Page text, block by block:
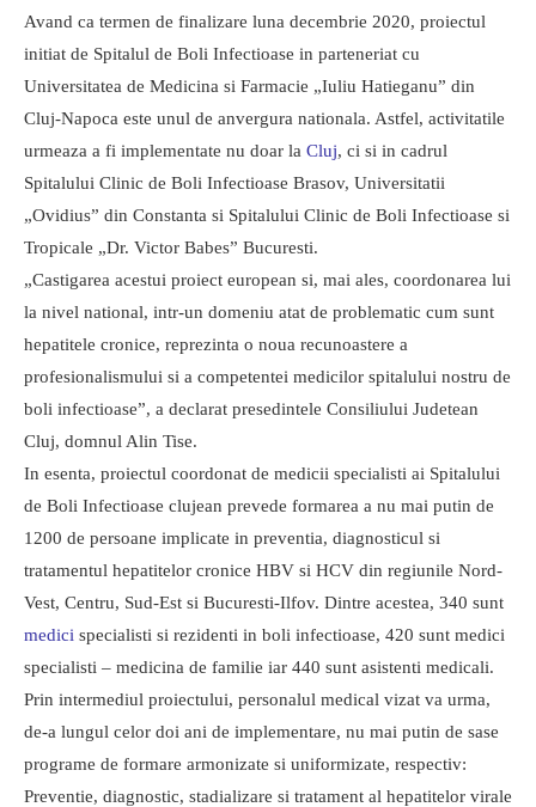
Avand ca termen de finalizare luna decembrie 2020, proiectul
initiat de Spitalul de Boli Infectioase in parteneriat cu
Universitatea de Medicina si Farmacie „Iuliu Hatieganu” din
Cluj-Napoca este unul de anvergura nationala. Astfel, activitatile
urmeaza a fi implementate nu doar la Cluj, ci si in cadrul
Spitalului Clinic de Boli Infectioase Brasov, Universitatii
„Ovidius” din Constanta si Spitalului Clinic de Boli Infectioase si
Tropicale „Dr. Victor Babes” Bucuresti.
„Castigarea acestui proiect european si, mai ales, coordonarea lui
la nivel national, intr-un domeniu atat de problematic cum sunt
hepatitele cronice, reprezinta o noua recunoastere a
profesionalismului si a competentei medicilor spitalului nostru de
boli infectioase”, a declarat presedintele Consiliului Judetean
Cluj, domnul Alin Tise.
In esenta, proiectul coordonat de medicii specialisti ai Spitalului
de Boli Infectioase clujean prevede formarea a nu mai putin de
1200 de persoane implicate in preventia, diagnosticul si
tratamentul hepatitelor cronice HBV si HCV din regiunile Nord-
Vest, Centru, Sud-Est si Bucuresti-Ilfov. Dintre acestea, 340 sunt
medici specialisti si rezidenti in boli infectioase, 420 sunt medici
specialisti – medicina de familie iar 440 sunt asistenti medicali.
Prin intermediul proiectului, personalul medical vizat va urma,
de-a lungul celor doi ani de implementare, nu mai putin de sase
programe de formare armonizate si uniformizate, respectiv:
Preventie, diagnostic, stadializare si tratament al hepatitelor virale